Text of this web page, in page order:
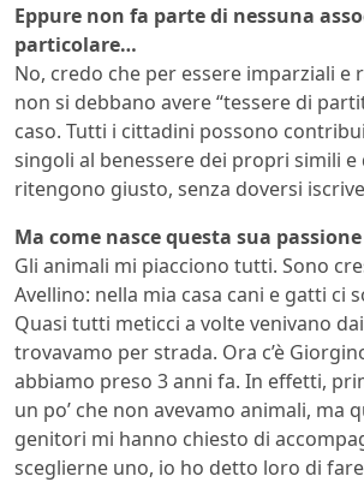
Eppure non fa parte di nessuna
particolare…
No, credo che per essere imparziali e
non si debbano avere “tessere di
caso. Tutti i cittadini possono
singoli al benessere dei propri simili e
ritengono giusto, senza doversi
Ma come nasce questa sua
Gli animali mi piacciono tutti. Sono
Avellino: nella mia casa cani e gatti ci
Quasi tutti meticci a volte venivano
trovavamo per strada. Ora c’è
abbiamo preso 3 anni fa. In effetti,
un po’ che non avevamo animali, ma
genitori mi hanno chiesto di
sceglierne uno, io ho detto loro di